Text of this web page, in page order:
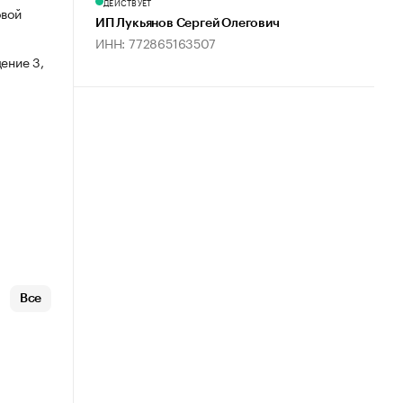
3,
Все
ИП Лукьянов Сергей Олегович
ИНН: 772865163507